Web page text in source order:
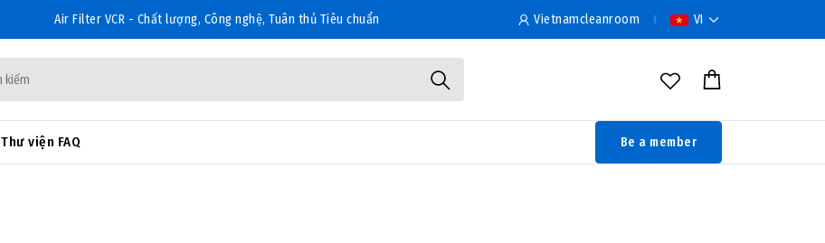
Air Filter VCR - Chất lượng, Công nghệ, Tuân thủ Tiêu chuẩn Vietnamcleanroom VI
Thư viện FAQ Be a member